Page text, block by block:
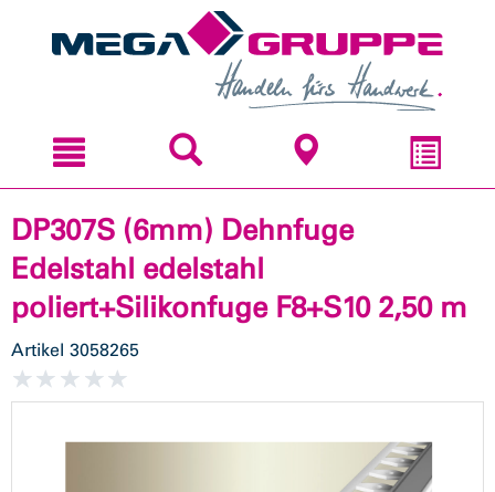
DP307S (6mm) Dehnfuge
Edelstahl edelstahl
poliert+Silikonfuge F8+S10 2,50 m
Artikel 3058265